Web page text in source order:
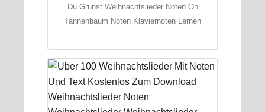
Du Grunst Weihnachtslieder Noten Oh
Tannenbaum Noten Klaviernoten Lernen